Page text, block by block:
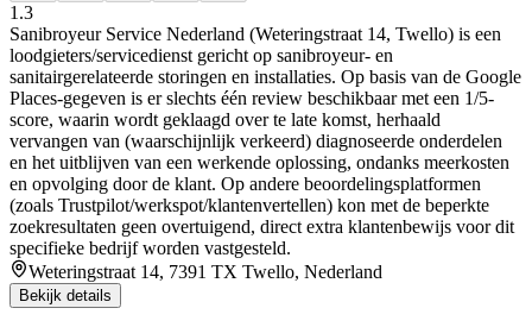
1.3
Sanibroyeur Service Nederland (Weteringstraat 14, Twello) is een
loodgieters/servicedienst gericht op sanibroyeur- en
sanitairgerelateerde storingen en installaties. Op basis van de Google
Places-gegeven is er slechts één review beschikbaar met een 1/5-
score, waarin wordt geklaagd over te late komst, herhaald
vervangen van (waarschijnlijk verkeerd) diagnoseerde onderdelen
en het uitblijven van een werkende oplossing, ondanks meerkosten
en opvolging door de klant. Op andere beoordelingsplatformen
(zoals Trustpilot/werkspot/klantenvertellen) kon met de beperkte
zoekresultaten geen overtuigend, direct extra klantenbewijs voor dit
specifieke bedrijf worden vastgesteld.
Weteringstraat 14, 7391 TX Twello, Nederland
Bekijk details